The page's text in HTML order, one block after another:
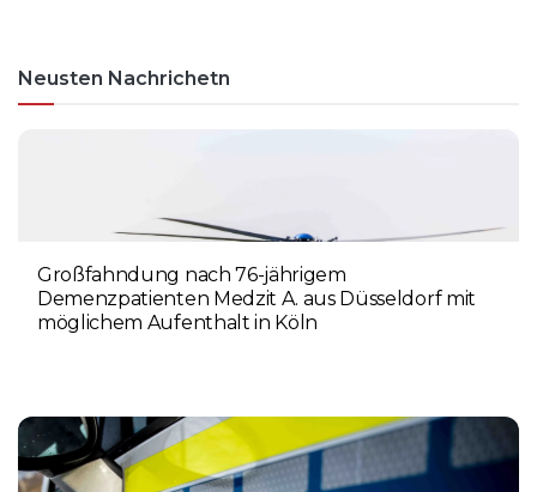
Neusten Nachrichetn
Großfahndung nach 76-jährigem
Demenzpatienten Medzit A. aus Düsseldorf mit
möglichem Aufenthalt in Köln